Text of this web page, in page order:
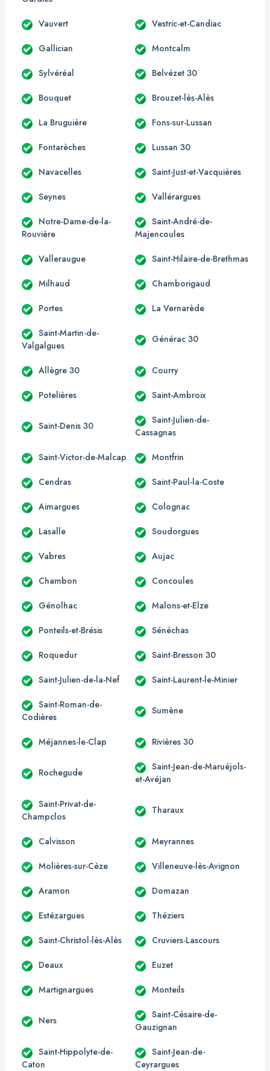
Vauvert Vestric-et-Candiac
Gallician Montcalm
Sylvéréal Belvézet 30
Bouquet Brouzet-lès-Alès
La Bruguière Fons-sur-Lussan
Fontarèches Lussan 30
Navacelles Saint-Just-et-Vacquières
Seynes Vallérargues
Notre-Dame-de-la-
Rouvière
Saint-André-de-
Majencoules
Valleraugue Saint-Hilaire-de-Brethmas
Milhaud Chamborigaud
Portes La Vernarède
Saint-Martin-de-
Valgalgues
Générac 30
Allègre 30 Courry
Potelières Saint-Ambroix
Saint-Denis 30
Saint-Julien-de-
Cassagnas
Saint-Victor-de-Malcap Montfrin
Cendras Saint-Paul-la-Coste
Aimargues Colognac
Lasalle Soudorgues
Vabres Aujac
Chambon Concoules
Génolhac Malons-et-Elze
Ponteils-et-Brésis Sénéchas
Roquedur Saint-Bresson 30
Saint-Julien-de-la-Nef Saint-Laurent-le-Minier
Saint-Roman-de-
Codières
Sumène
Méjannes-le-Clap Rivières 30
Rochegude
Saint-Jean-de-Maruéjols-
et-Avéjan
Saint-Privat-de-
Champclos
Tharaux
Calvisson Meyrannes
Molières-sur-Cèze Villeneuve-lès-Avignon
Aramon Domazan
Estézargues Théziers
Saint-Christol-lès-Alès Cruviers-Lascours
Deaux Euzet
Martignargues Monteils
Ners
Saint-Césaire-de-
Gauzignan
Saint-Hippolyte-de-
Caton
Saint-Jean-de-
Ceyrargues